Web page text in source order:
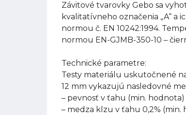
Závitové tvarovky Gebo sa
kvalitatívneho označenia „A“ a
normou č. EN 10242:1994.
normou EN-GJMB-350-10 –
Technické parametre:
Testy materiálu uskutočnené
12 mm vykazujú nasledovné
– pevnosť v ťahu (min.
– medza klzu v ťahu 0,2%